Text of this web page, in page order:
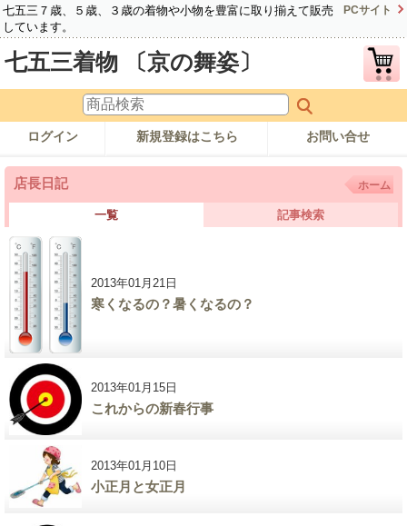
七五三７歳、５歳、３歳の着物や小物を豊富に取り揃えて販売
しています。
PCサイト
七五三着物 〔京の舞姿〕
ログイン 新規登録はこちら お問い合せ
店長日記 ホーム
一覧 記事検索
2013年01月21日
寒くなるの？暑くなるの？
2013年01月15日
これからの新春行事
2013年01月10日
小正月と女正月